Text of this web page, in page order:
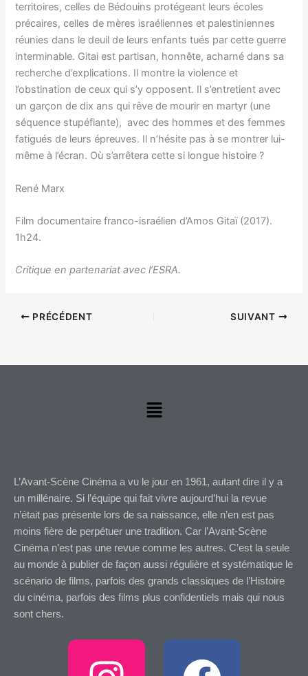
territoires, celles de Bédouins protégeant leurs écoles
précaires, celles de mères israéliennes et palestiniennes
réunies dans le deuil de leurs enfants tués par cette guerre
interminable. Gitai est partisan, honnête, acharné dans sa
recherche d’explications. Il montre la violence et
l’obstination de ceux qui s’y opposent. Il s’entretient avec
un garçon de dix ans qui rêve de mourir en martyr (une
séquence stupéfiante), avec des hommes et des femmes
fatigués de leurs épreuves. Il n’hésite pas à se montrer lui-
même à l’écran. Où s’arrêtera cette si longue histoire ?
René Marx
Film documentaire franco-israélien d’Amos Gitaï (2017).
1h24.
Critique en partenariat avec l’ESRA.
PRÉCÉDENT SUIVANT
Menu
L’Avant-Scène Cinéma a vu le jour en 1961, autant dire il y a
un millénaire. Si l’équipe qui fait vivre aujourd’hui la revue
n’était pas présente lors de sa naissance, elle n’en est pas
moins fière de perpétuer une tradition. Car l’Avant-Scène
Cinéma n’est pas une revue comme les autres. C’est la seule
au monde à publier de façon aussi régulière et systématique le
scénario de films, parfois des grands classiques de l’Histoire
du cinéma, parfois des films plus confidentiels mais qui nous
sont chers.
I
F